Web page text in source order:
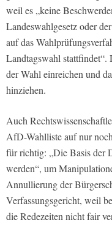
weil es „keine
Landeswahlgesetz oder
auf das
Landtagswahl stattfindet“.
der Wahl einreichen und
hinziehen.
Auch
AfD-Wahlliste auf nur
für richtig: „Die Basis der
werden“, um
Annullierung der
Verfassungsgericht, weil
die Redezeiten nicht fair